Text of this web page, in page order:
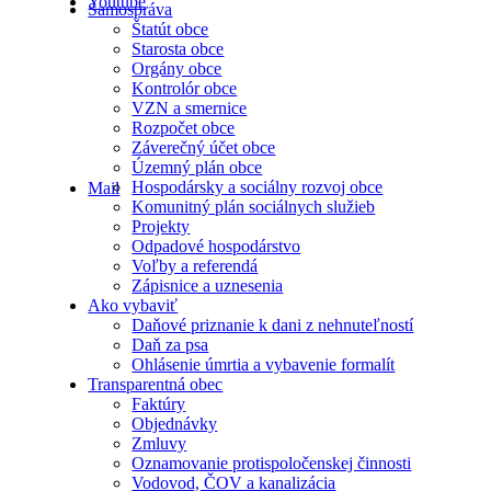
Mail
Samospráva
Štatút obce
Starosta obce
Orgány obce
Kontrolór obce
VZN a smernice
Rozpočet obce
Záverečný účet obce
Územný plán obce
Hospodársky a sociálny rozvoj obce
Komunitný plán sociálnych služieb
Projekty
Odpadové hospodárstvo
Voľby a referendá
Zápisnice a uznesenia
Ako vybaviť
Daňové priznanie k dani z nehnuteľností
Daň za psa
Ohlásenie úmrtia a vybavenie formalít
Transparentná obec
Faktúry
Objednávky
Zmluvy
Oznamovanie protispoločenskej činnosti
Vodovod, ČOV a kanalizácia